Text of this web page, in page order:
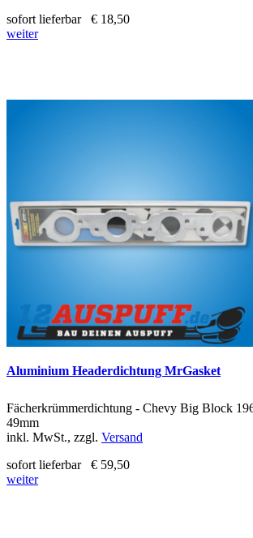
sofort lieferbar
€ 18,50
weiter
Aluminium Headerdichtung MrGasket
Fächerkrümmerdichtung - Chevy Big Block
49mm
inkl. MwSt., zzgl. Versand
sofort lieferbar
€ 59,50
weiter